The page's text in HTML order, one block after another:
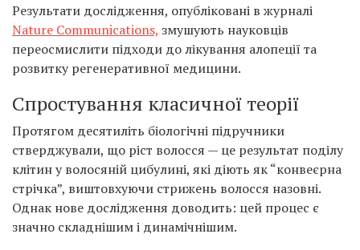
Результати дослідження, опубліковані в журналі
Nature Communications, змушують науковців
переосмислити підходи до лікування алопеції та
розвитку регенеративної медицини.
Спростування класичної теорії
Протягом десятиліть біологічні підручники
стверджували, що ріст волосся — це результат поділу
клітин у волосяній цибулині, які діють як “конвеєрна
стрічка”, виштовхуючи стрижень волосся назовні.
Однак нове дослідження доводить: цей процес є
значно складнішим і динамічнішим.